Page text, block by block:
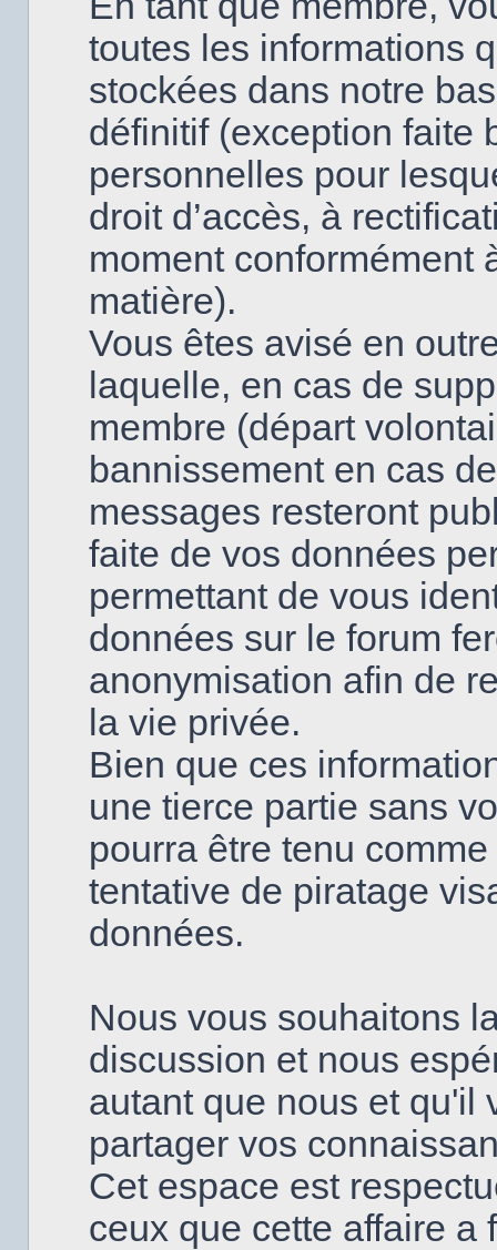
toutes les informations
stockées dans notre
définitif (exception faite
personnelles pour
droit d’accès, à
moment conformément
matière).
Vous êtes avisé en
laquelle, en cas de
membre (départ
bannissement en cas
messages resteront
faite de vos données
permettant de vous
données sur le forum
anonymisation afin de
la vie privée.
Bien que ces
une tierce partie sans
pourra être tenu
tentative de piratage
données.
Nous vous souhaitons
discussion et nous
autant que nous et qu'il
partager vos
Cet espace est
ceux que cette affaire a